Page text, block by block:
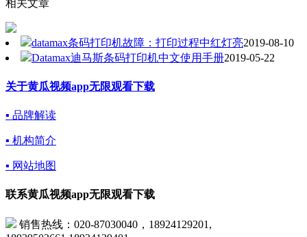
相关文章
datamax条码打印机故障：打印过程中红灯亮2019-08-10
Datamax迪马斯条码打印机中文使用手册2019-05-22
关于黄瓜视频app无限观看下载
▪ 品牌解读
▪ 机构简介
▪ 网站地图
联系黄瓜视频app无限观看下载
销售热线：020-87030040，18924129201,